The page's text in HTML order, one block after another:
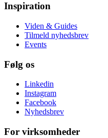
Inspiration
Viden & Guides
Tilmeld nyhedsbrev
Events
Følg os
Linkedin
Instagram
Facebook
Nyhedsbrev
For virksomheder